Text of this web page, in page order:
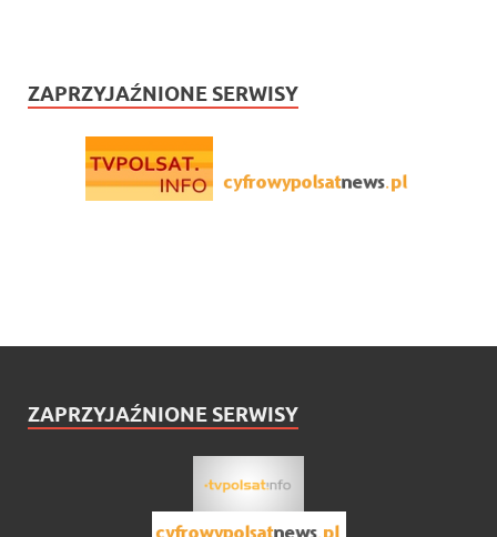
ZAPRZYJAŹNIONE SERWISY
ZAPRZYJAŹNIONE SERWISY